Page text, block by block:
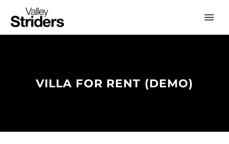
VILLA FOR RENT (DEMO)